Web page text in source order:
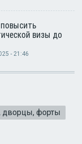
повысить
визы до
- 21:46
дворцы, форты